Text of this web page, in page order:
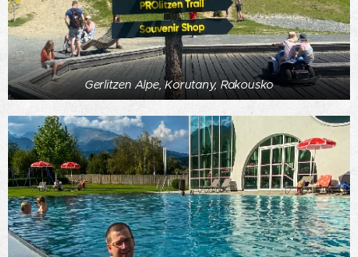
Gerlitzen Alpe, Korutany, Rakousko